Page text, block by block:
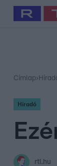
Babits
Címlap›
Híradó
rtl.hu